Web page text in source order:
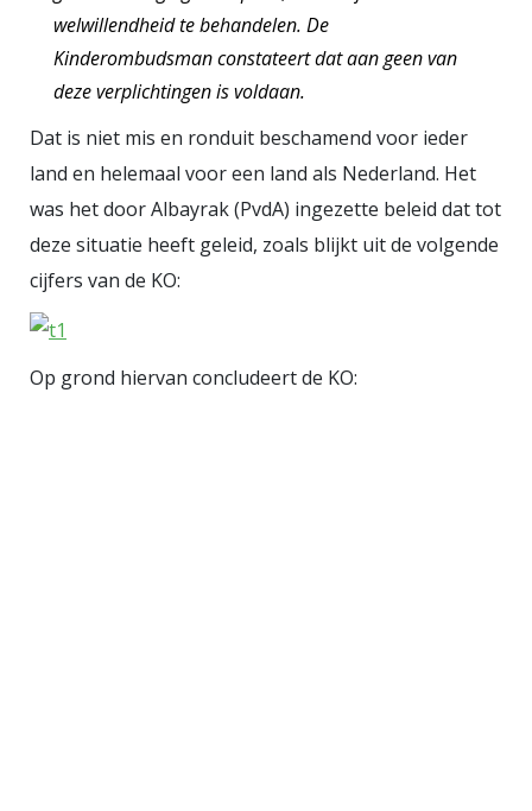
welwillendheid te behandelen. De
Kinderombudsman constateert dat aan geen van
deze verplichtingen is voldaan.
Dat is niet mis en ronduit beschamend voor ieder
land en helemaal voor een land als Nederland. Het
was het door Albayrak (PvdA) ingezette beleid dat tot
deze situatie heeft geleid, zoals blijkt uit de volgende
cijfers van de KO:
Op grond hiervan concludeert de KO: